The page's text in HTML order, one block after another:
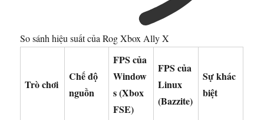
So sánh hiệu suất của Rog Xbox Ally X
Trò chơi
Chế độ
nguồn
FPS của
Window
s (Xbox
FSE)
FPS của
Linux
(Bazzite)
Sự khác
biệt